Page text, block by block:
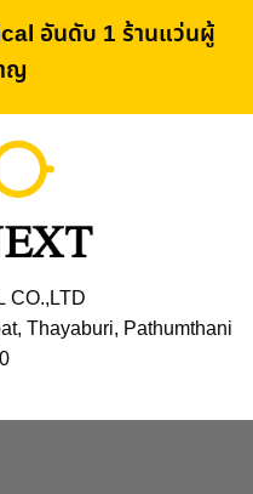
อันดับ 1 ร้านแว่นผู้
ญ
CO.,LTD
Thayaburi, Pathumthani